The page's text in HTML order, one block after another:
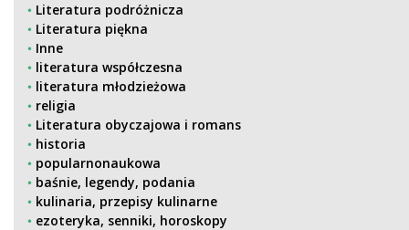
Literatura podróżnicza
Literatura piękna
Inne
literatura współczesna
literatura młodzieżowa
religia
Literatura obyczajowa i romans
historia
popularnonaukowa
baśnie, legendy, podania
kulinaria, przepisy kulinarne
ezoteryka, senniki, horoskopy